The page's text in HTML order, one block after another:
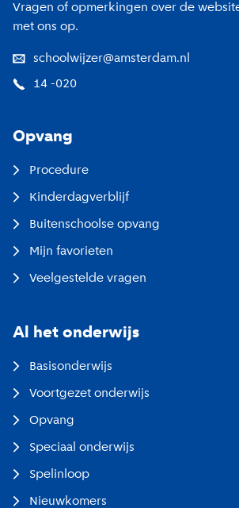
Vragen of opmerkingen over de
met ons op.
schoolwijzer@amsterdam.nl
14 -020
Opvang
Procedure
Kinderdagverblijf
Buitenschoolse opvang
Mijn favorieten
Veelgestelde vragen
Al het onderwijs
Basisonderwijs
Voortgezet onderwijs
Opvang
Speciaal onderwijs
Spelinloop
Nieuwkomers